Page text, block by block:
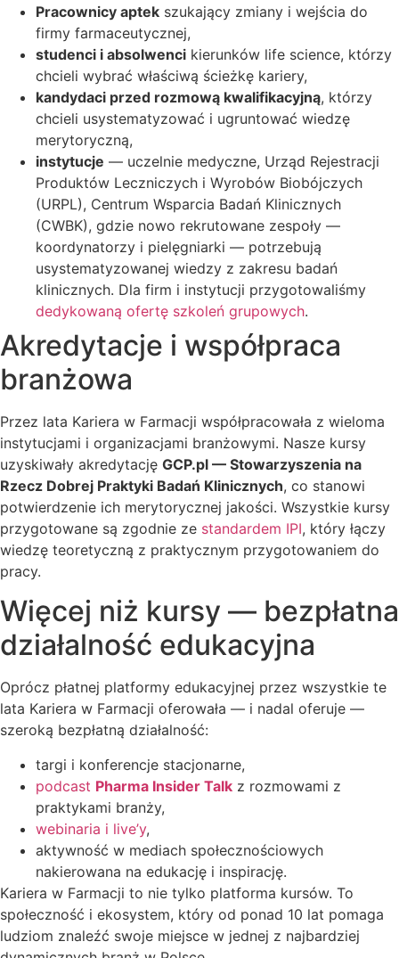
Pracownicy aptek szukający zmiany i wejścia do
firmy farmaceutycznej,
studenci i absolwenci kierunków life science, którzy
chcieli wybrać właściwą ścieżkę kariery,
kandydaci przed rozmową kwalifikacyjną, którzy
chcieli usystematyzować i ugruntować wiedzę
merytoryczną,
instytucje — uczelnie medyczne, Urząd Rejestracji
Produktów Leczniczych i Wyrobów Biobójczych
(URPL), Centrum Wsparcia Badań Klinicznych
(CWBK), gdzie nowo rekrutowane zespoły —
koordynatorzy i pielęgniarki — potrzebują
usystematyzowanej wiedzy z zakresu badań
klinicznych. Dla firm i instytucji przygotowaliśmy
dedykowaną ofertę szkoleń grupowych.
Akredytacje i współpraca
branżowa
Przez lata Kariera w Farmacji współpracowała z wieloma
instytucjami i organizacjami branżowymi. Nasze kursy
uzyskiwały akredytację GCP.pl — Stowarzyszenia na
Rzecz Dobrej Praktyki Badań Klinicznych, co stanowi
potwierdzenie ich merytorycznej jakości. Wszystkie kursy
przygotowane są zgodnie ze standardem IPI, który łączy
wiedzę teoretyczną z praktycznym przygotowaniem do
pracy.
Więcej niż kursy — bezpłatna
działalność edukacyjna
Oprócz płatnej platformy edukacyjnej przez wszystkie te
lata Kariera w Farmacji oferowała — i nadal oferuje —
szeroką bezpłatną działalność:
targi i konferencje stacjonarne,
podcast Pharma Insider Talk z rozmowami z
praktykami branży,
webinaria i live’y,
aktywność w mediach społecznościowych
nakierowana na edukację i inspirację.
Kariera w Farmacji to nie tylko platforma kursów. To
społeczność i ekosystem, który od ponad 10 lat pomaga
ludziom znaleźć swoje miejsce w jednej z najbardziej